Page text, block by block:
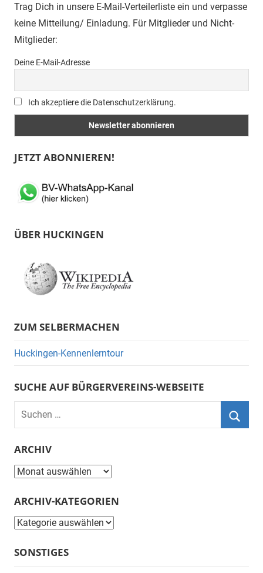
Trag Dich in unsere E-Mail-Verteilerliste ein und verpasse
keine Mitteilung/ Einladung. Für Mitglieder und Nicht-
Mitglieder:
Deine E-Mail-Adresse
Ich akzeptiere die Datenschutzerklärung.
JETZT ABONNIEREN!
ÜBER HUCKINGEN
ZUM SELBERMACHEN
Huckingen-Kennenlerntour
SUCHE AUF BÜRGERVEREINS-WEBSEITE
Suchen
nach:
ARCHIV
Archiv
ARCHIV-KATEGORIEN
Archiv-
SONSTIGES